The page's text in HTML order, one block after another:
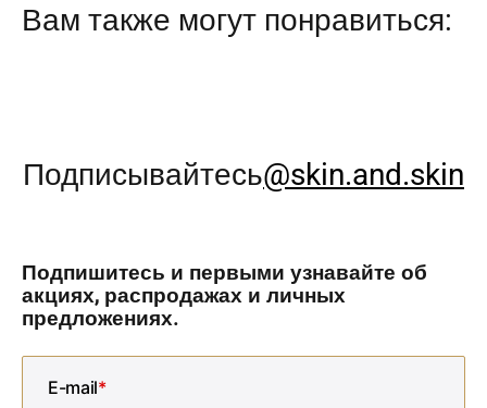
Вам также могут понравиться:
Подписывайтесь@skin.and.skin
Подпишитесь и первыми узнавайте об
акциях, распродажах и личных
предложениях.
E-mail